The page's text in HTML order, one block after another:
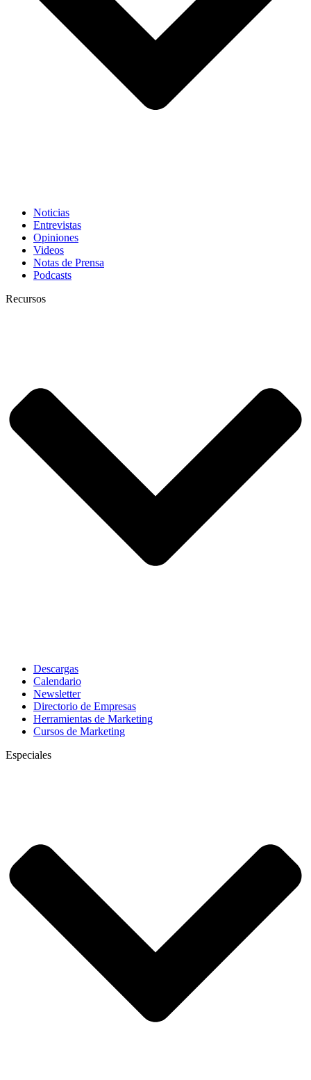
Noticias
Entrevistas
Opiniones
Videos
Notas de Prensa
Podcasts
Recursos
Descargas
Calendario
Newsletter
Directorio de Empresas
Herramientas de Marketing
Cursos de Marketing
Especiales